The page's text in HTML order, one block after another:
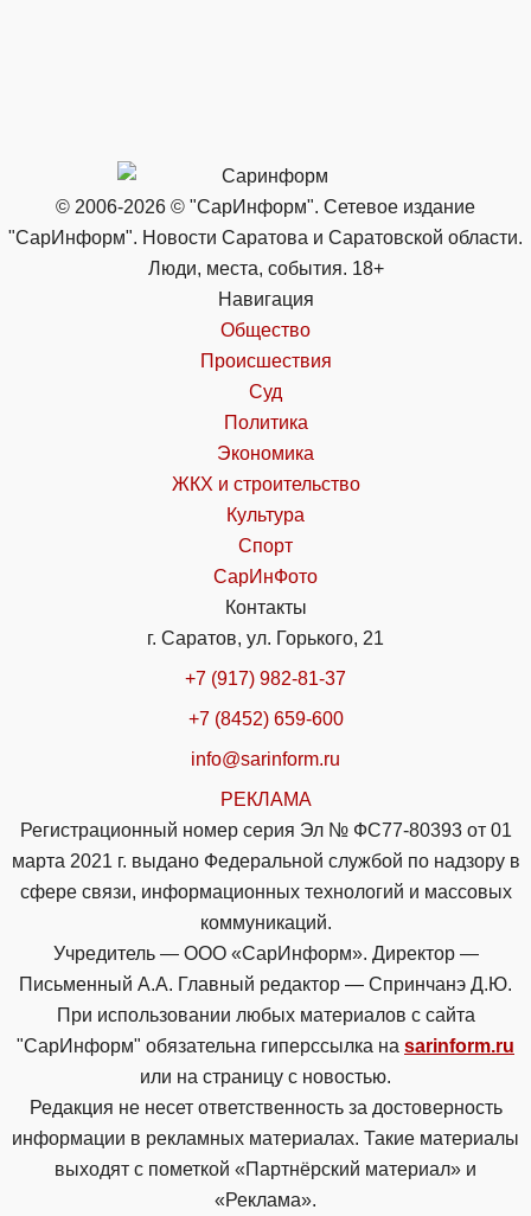
© 2006-2026 © "СарИнформ". Сетевое издание
"СарИнформ". Новости Саратова и Саратовской области.
Люди, места, события. 18+
Навигация
Общество
Происшествия
Суд
Политика
Экономика
ЖКХ и строительство
Культура
Спорт
СарИнФото
Контакты
г. Саратов, ул. Горького, 21
+7 (917) 982-81-37
+7 (8452) 659-600
info@sarinform.ru
РЕКЛАМА
Регистрационный номер серия Эл № ФС77-80393 от 01
марта 2021 г. выдано Федеральной службой по надзору в
сфере связи, информационных технологий и массовых
коммуникаций.
Учредитель — ООО «СарИнформ». Директор —
Письменный А.А. Главный редактор — Спринчанэ Д.Ю.
При использовании любых материалов с сайта
"СарИнформ" обязательна гиперссылка на sarinform.ru
или на страницу с новостью.
Редакция не несет ответственность за достоверность
информации в рекламных материалах. Такие материалы
выходят с пометкой «Партнёрский материал» и
«Реклама».